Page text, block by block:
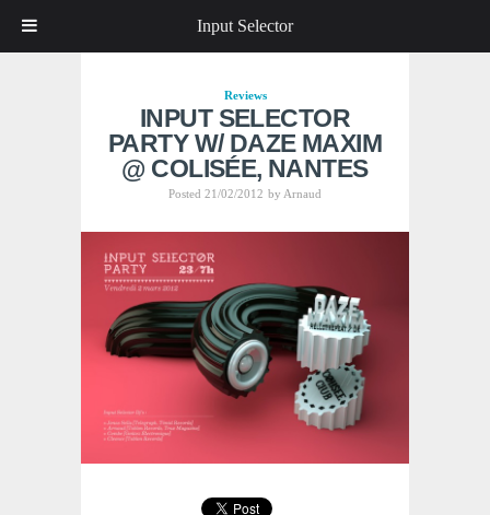
Reviews
INPUT SELECTOR
PARTY W/ DAZE MAXIM
@ COLISÉE, NANTES
Posted 21/02/2012 by Arnaud
Input Selector